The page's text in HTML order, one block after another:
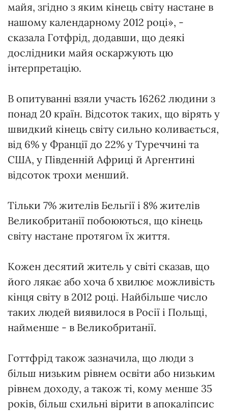
майя, згідно з яким кінець світу настане в
нашому календарному 2012 році», -
сказала Готфрід, додавши, що деякі
дослідники майя оскаржують цю
інтерпретацію.
В опитуванні взяли участь 16262 людини з
понад 20 країн. Відсоток таких, що вірять у
швидкий кінець світу сильно коливається,
від 6% у Франції до 22% у Туреччині та
США, у Південній Африці й Аргентині
відсоток трохи менший.
Тільки 7% жителів Бельгії і 8% жителів
Великобританії побоюються, що кінець
світу настане протягом їх життя.
Кожен десятий житель у світі сказав, що
його лякає або хоча б хвилює можливість
кінця світу в 2012 році. Найбільше число
таких людей виявилося в Росії і Польщі,
найменше - в Великобританії.
Готтфрід також зазначила, що люди з
більш низьким рівнем освіти або низьким
рівнем доходу, а також ті, кому менше 35
років, більш схильні вірити в апокаліпсис